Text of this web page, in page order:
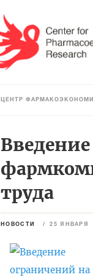
ЦЕНТР
труда
НОВОСТИ / 25 ЯНВАРЯ